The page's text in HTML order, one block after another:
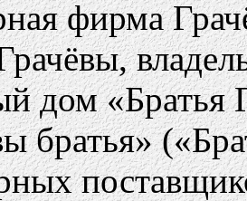
фирма
дом «Братья
братья»